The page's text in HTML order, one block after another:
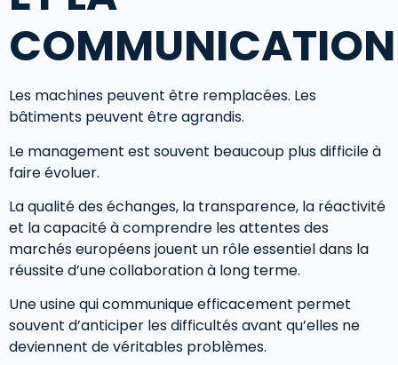
COMMUNICATION
Les machines peuvent être remplacées. Les
bâtiments peuvent être agrandis.
Le management est souvent beaucoup plus difficile à
faire évoluer.
La qualité des échanges, la transparence, la réactivité
et la capacité à comprendre les attentes des
marchés européens jouent un rôle essentiel dans la
réussite d’une collaboration à long terme.
Une usine qui communique efficacement permet
souvent d’anticiper les difficultés avant qu’elles ne
deviennent de véritables problèmes.